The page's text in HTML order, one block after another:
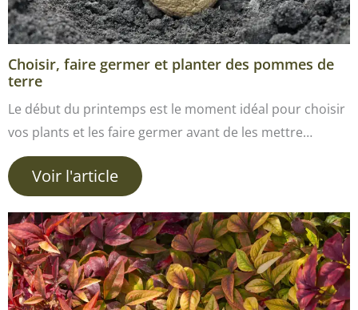
Choisir, faire germer et planter des pommes de
terre
Le début du printemps est le moment idéal pour choisir
vos plants et les faire germer avant de les mettre…
Voir l'article